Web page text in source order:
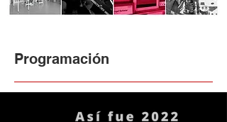
Programación